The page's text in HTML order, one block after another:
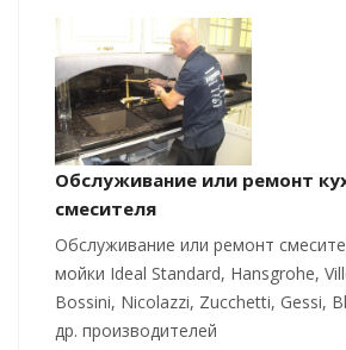
Обслуживание или ремонт
смесителя
Обслуживание или ремонт
мойки Ideal Standard, Hansgrohe,
Bossini, Nicolazzi, Zucchetti, Gessi,
др. производителей